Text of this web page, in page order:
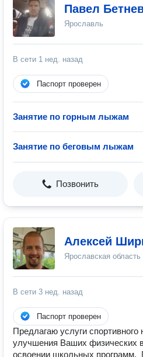
Павел
Ярославль
В сети 1 нед. назад
Паспорт проверен
Занятие по горным лыжам
Занятие по беговым лыжам
Позвонить
Алексей
Ярославская область
В сети 3 нед. назад
Паспорт проверен
Предлагаю услуги спортивного
улучшения Ваших физических
освоении школьных программ.